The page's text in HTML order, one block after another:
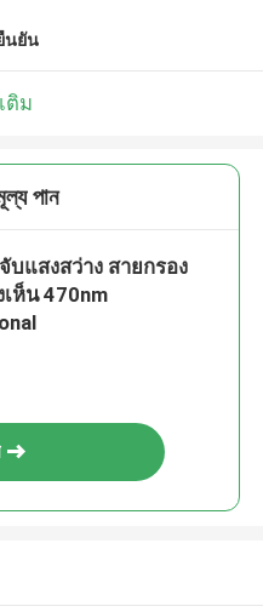
นยัน
ติม
পান
บแสงสว่าง สายกรอง
ห็น 470nm